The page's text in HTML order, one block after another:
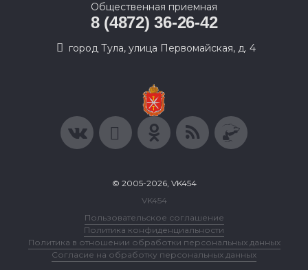
Общественная приемная
8 (4872) 36-26-42
город Тула, улица Первомайская, д. 4
© 2005-2026, VK454
VK454
Пользовательское соглашение
Политика конфиденциальности
Политика в отношении обработки персональных данных
Согласие на обработку персональных данных